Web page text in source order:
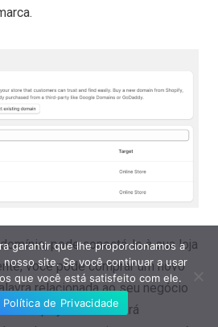
pode conectá-lo à sua loja
você pode comprar um novo
relacionada ao seu negócio
o Shopify recomendará
garantir que lhe proporcionamos a
site. Se você continuar a usar
que você está satisfeito com ele.
Política de Privacidade